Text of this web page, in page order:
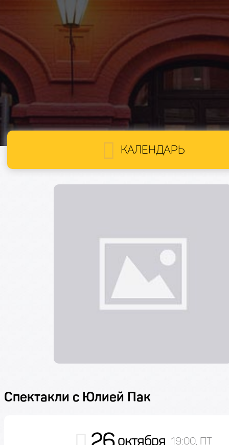
КАЛЕНДАРЬ
Спектакли с Юлией Пак
октября 19:00, ПТ